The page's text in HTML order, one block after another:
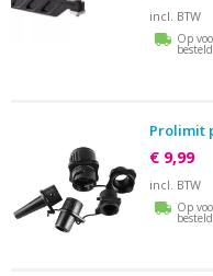
incl. BTW
Op
Prolimit
€ 9,99
incl. BTW
Op